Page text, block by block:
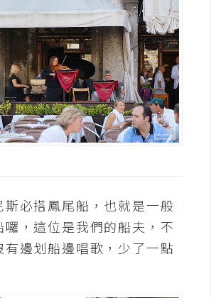
斯必搭鳳尾船，也就是一般
，這位是我們的船夫，不
有邊划船邊唱歌，少了一點